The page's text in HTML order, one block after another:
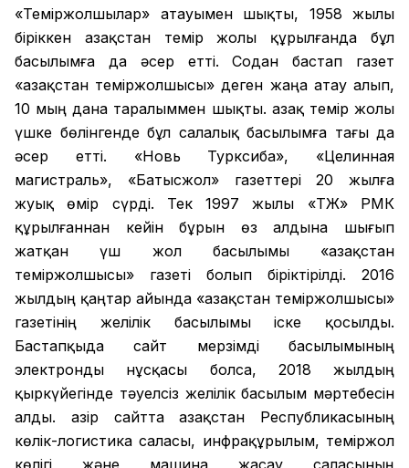
«Теміржолшылар» атауымен шықты, 1958 жылы
біріккен Қазақстан темір жолы құрылғанда бұл
басылымға да әсер етті. Содан бастап газет
«Қазақстан теміржолшысы» деген жаңа атау алып,
10 мың дана таралыммен шықты. Қазақ темір жолы
үшке бөлінгенде бұл салалық басылымға тағы да
әсер етті. «Новь Турксиба», «Целинная
магистраль», «Батысжол» газеттері 20 жылға
жуық өмір сүрді. Тек 1997 жылы «ҚТЖ» РМК
құрылғаннан кейін бұрын өз алдына шығып
жатқан үш жол басылымы «Қазақстан
теміржолшысы» газеті болып біріктірілді. 2016
жылдың қаңтар айында «Қазақстан теміржолшысы»
газетінің желілік басылымы іске қосылды.
Бастапқыда сайт мерзімді басылымының
электронды нұсқасы болса, 2018 жылдың
қыркүйегінде тәуелсіз желілік басылым мәртебесін
алды. Қазір сайтта Қазақстан Республикасының
көлік-логистика саласы, инфрақұрылым, теміржол
көлігі және машина жасау саласының